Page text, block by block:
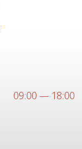
09:00 — 18:00